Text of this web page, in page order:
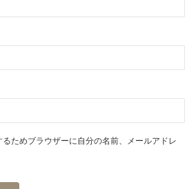
ためブラウザーに自分の名前、メールアドレ